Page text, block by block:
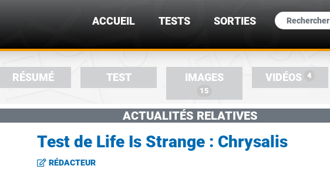
ACCUEIL TESTS SORTIES
RÉSUMÉ TEST IMAGES
15
VIDÉOS 4
ACTUALITÉS RELATIVES
Test de Life Is Strange : Chrysalis
RÉDACTEUR